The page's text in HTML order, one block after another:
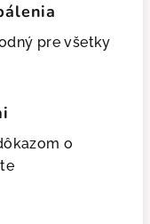
pre všetky
o